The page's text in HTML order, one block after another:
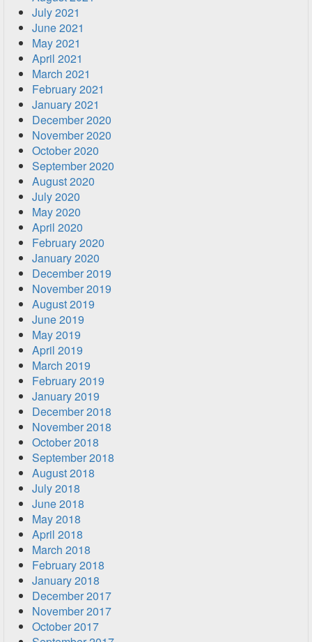
July 2021
June 2021
May 2021
April 2021
March 2021
February 2021
January 2021
December 2020
November 2020
October 2020
September 2020
August 2020
July 2020
May 2020
April 2020
February 2020
January 2020
December 2019
November 2019
August 2019
June 2019
May 2019
April 2019
March 2019
February 2019
January 2019
December 2018
November 2018
October 2018
September 2018
August 2018
July 2018
June 2018
May 2018
April 2018
March 2018
February 2018
January 2018
December 2017
November 2017
October 2017